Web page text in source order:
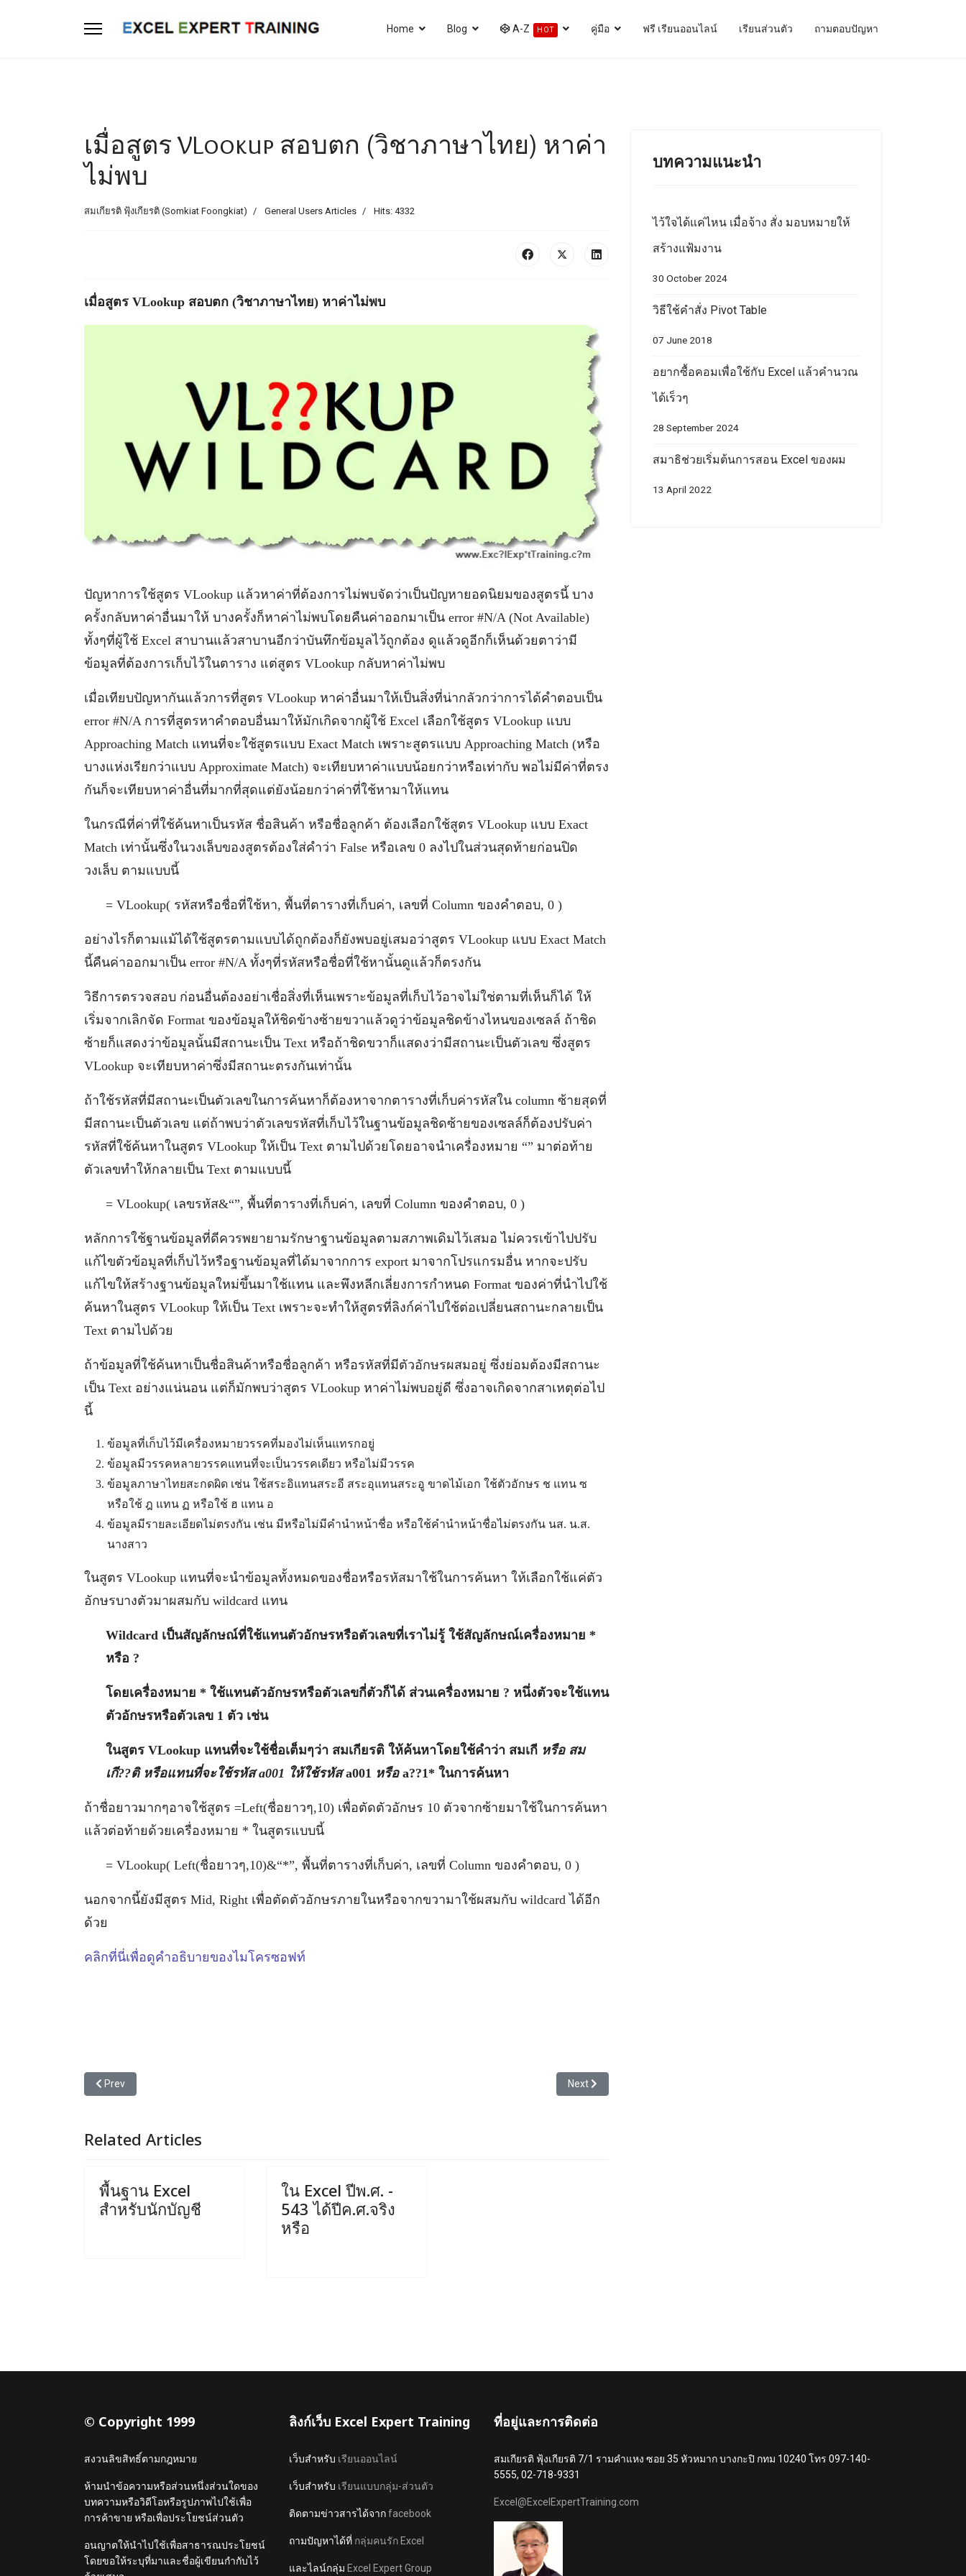
Home Blog A-Z HOT คู่มือ ฟรี เรียนออนไลน์ เรียนส่วนตัว ถามตอบปัญหา
เมื่อสูตร VLookup สอบตก (วิชาภาษาไทย) หาค่า
ไม่พบ
สมเกียรติ ฟุ้งเกียรติ (Somkiat Foongkiat) General Users Articles Hits: 4332
เมื่อสูตร VLookup สอบตก (วิชาภาษาไทย) หาค่าไม่พบ
ปัญหาการใช้สูตร VLookup แล้วหาค่าที่ต้องการไม่พบจัดว่าเป็นปัญหายอดนิยมของสูตรนี้ บาง
ครั้งกลับหาค่าอื่นมาให้ บางครั้งก็หาค่าไม่พบโดยคืนค่าออกมาเป็น error #N/A (Not Available)
ทั้งๆที่ผู้ใช้ Excel สาบานแล้วสาบานอีกว่าบันทึกข้อมูลไว้ถูกต้อง ดูแล้วดูอีกก็เห็นด้วยตาว่ามี
ข้อมูลที่ต้องการเก็บไว้ในตาราง แต่สูตร VLookup กลับหาค่าไม่พบ
เมื่อเทียบปัญหากันแล้วการที่สูตร VLookup หาค่าอื่นมาให้เป็นสิ่งที่น่ากลัวกว่าการได้คำตอบเป็น
error #N/A การที่สูตรหาคำตอบอื่นมาให้มักเกิดจากผู้ใช้ Excel เลือกใช้สูตร VLookup แบบ
Approaching Match แทนที่จะใช้สูตรแบบ Exact Match เพราะสูตรแบบ Approaching Match (หรือ
บางแห่งเรียกว่าแบบ Approximate Match) จะเทียบหาค่าแบบน้อยกว่าหรือเท่ากับ พอไม่มีค่าที่ตรง
กันก็จะเทียบหาค่าอื่นที่มากที่สุดแต่ยังน้อยกว่าค่าที่ใช้หามาให้แทน
ในกรณีที่ค่าที่ใช้ค้นหาเป็นรหัส ชื่อสินค้า หรือชื่อลูกค้า ต้องเลือกใช้สูตร VLookup แบบ Exact
Match เท่านั้นซึ่งในวงเล็บของสูตรต้องใส่คำว่า False หรือเลข 0 ลงไปในส่วนสุดท้ายก่อนปิด
วงเล็บ ตามแบบนี้
= VLookup( รหัสหรือชื่อที่ใช้หา, พื้นที่ตารางที่เก็บค่า, เลขที่ Column ของคำตอบ, 0 )
อย่างไรก็ตามแม้ได้ใช้สูตรตามแบบได้ถูกต้องก็ยังพบอยู่เสมอว่าสูตร VLookup แบบ Exact Match
นี้คืนค่าออกมาเป็น error #N/A ทั้งๆที่รหัสหรือชื่อที่ใช้หานั้นดูแล้วก็ตรงกัน
วิธีการตรวจสอบ ก่อนอื่นต้องอย่าเชื่อสิ่งที่เห็นเพราะข้อมูลที่เก็บไว้อาจไม่ใช่ตามที่เห็นก็ได้ ให้
เริ่มจากเลิกจัด Format ของข้อมูลให้ชิดข้างซ้ายขวาแล้วดูว่าข้อมูลชิดข้างไหนของเซลล์ ถ้าชิด
ซ้ายก็แสดงว่าข้อมูลนั้นมีสถานะเป็น Text หรือถ้าชิดขวาก็แสดงว่ามีสถานะเป็นตัวเลข ซึ่งสูตร
VLookup จะเทียบหาค่าซึ่งมีสถานะตรงกันเท่านั้น
ถ้าใช้รหัสที่มีสถานะเป็นตัวเลขในการค้นหาก็ต้องหาจากตารางที่เก็บค่ารหัสใน column ซ้ายสุดที่
มีสถานะเป็นตัวเลข แต่ถ้าพบว่าตัวเลขรหัสที่เก็บไว้ในฐานข้อมูลชิดซ้ายของเซลล์ก็ต้องปรับค่า
รหัสที่ใช้ค้นหาในสูตร VLookup ให้เป็น Text ตามไปด้วยโดยอาจนำเครื่องหมาย “” มาต่อท้าย
ตัวเลขทำให้กลายเป็น Text ตามแบบนี้
= VLookup( เลขรหัส&“”, พื้นที่ตารางที่เก็บค่า, เลขที่ Column ของคำตอบ, 0 )
หลักการใช้ฐานข้อมูลที่ดีควรพยายามรักษาฐานข้อมูลตามสภาพเดิมไว้เสมอ ไม่ควรเข้าไปปรับ
แก้ไขตัวข้อมูลที่เก็บไว้หรือฐานข้อมูลที่ได้มาจากการ export มาจากโปรแกรมอื่น หากจะปรับ
แก้ไขให้สร้างฐานข้อมูลใหม่ขึ้นมาใช้แทน และพึงหลีกเลี่ยงการกำหนด Format ของค่าที่นำไปใช้
ค้นหาในสูตร VLookup ให้เป็น Text เพราะจะทำให้สูตรที่ลิงก์ค่าไปใช้ต่อเปลี่ยนสถานะกลายเป็น
Text ตามไปด้วย
ถ้าข้อมูลที่ใช้ค้นหาเป็นชื่อสินค้าหรือชื่อลูกค้า หรือรหัสที่มีตัวอักษรผสมอยู่ ซึ่งย่อมต้องมีสถานะ
เป็น Text อย่างแน่นอน แต่ก็มักพบว่าสูตร VLookup หาค่าไม่พบอยู่ดี ซึ่งอาจเกิดจากสาเหตุต่อไป
นี้
ข้อมูลที่เก็บไว้มีเครื่องหมายวรรคที่มองไม่เห็นแทรกอยู่
ข้อมูลมีวรรคหลายวรรคแทนที่จะเป็นวรรคเดียว หรือไม่มีวรรค
ข้อมูลภาษาไทยสะกดผิด เช่น ใช้สระอิแทนสระอี สระอุแทนสระอู ขาดไม้เอก ใช้ตัวอักษร ช แทน ซ
หรือใช้ ฎ แทน ฏ หรือใช้ ฮ แทน อ
ข้อมูลมีรายละเอียดไม่ตรงกัน เช่น มีหรือไม่มีคำนำหน้าชื่อ หรือใช้คำนำหน้าชื่อไม่ตรงกัน นส. น.ส.
นางสาว
ในสูตร VLookup แทนที่จะนำข้อมูลทั้งหมดของชื่อหรือรหัสมาใช้ในการค้นหา ให้เลือกใช้แค่ตัว
อักษรบางตัวมาผสมกับ wildcard แทน
Wildcard เป็นสัญลักษณ์ที่ใช้แทนตัวอักษรหรือตัวเลขที่เราไม่รู้ ใช้สัญลักษณ์เครื่องหมาย *
หรือ ?
โดยเครื่องหมาย * ใช้แทนตัวอักษรหรือตัวเลขกี่ตัวก็ได้ ส่วนเครื่องหมาย ? หนึ่งตัวจะใช้แทน
ตัวอักษรหรือตัวเลข 1 ตัว เช่น
ในสูตร VLookup แทนที่จะใช้ชื่อเต็มๆว่า สมเกียรติ ให้ค้นหาโดยใช้คำว่า สมเกี หรือ สม
เกี??ติ หรือแทนที่จะใช้รหัส a001 ให้ใช้รหัสa001 หรือ a??1* ในการค้นหา
ถ้าชื่อยาวมากๆอาจใช้สูตร =Left(ชื่อยาวๆ,10) เพื่อตัดตัวอักษร 10 ตัวจากซ้ายมาใช้ในการค้นหา
แล้วต่อท้ายด้วยเครื่องหมาย * ในสูตรแบบนี้
= VLookup( Left(ชื่อยาวๆ,10)&“*”, พื้นที่ตารางที่เก็บค่า, เลขที่ Column ของคำตอบ, 0 )
นอกจากนี้ยังมีสูตร Mid, Right เพื่อตัดตัวอักษรภายในหรือจากขวามาใช้ผสมกับ wildcard ได้อีก
ด้วย
คลิกที่นี่เพื่อดูคำอธิบายของไมโครซอฟท์
Previous article: ก่อนจ่ายเงินซื้อของออนไลน์ อย่าดูแค่บัตร ...
Prev Next article: ผลสำรวจพบว่า พวกเราครึ่งต่อครึ่งยังใช้ Excel รุ่นก่อน 365 อยู่เลย
Next
Related Articles
พื้นฐาน Excel
สำหรับนักบัญชี
ใน Excel ปีพ.ศ. -
543 ได้ปีค.ศ.จริง
หรือ
บทความแนะนำ
ไว้ใจได้แค่ไหน เมื่อจ้าง สั่ง มอบหมายให้
สร้างแฟ้มงาน
30 October 2024
วิธีใช้คำสั่ง Pivot Table
07 June 2018
อยากซื้อคอมเพื่อใช้กับ Excel แล้วคำนวณ
ได้เร็วๆ
28 September 2024
สมาธิช่วยเริ่มต้นการสอน Excel ของผม
13 April 2022
© Copyright 1999
สงวนลิขสิทธิ์ตามกฎหมาย
ห้ามนำข้อความหรือส่วนหนึ่งส่วนใดของ
บทความหรือวิดีโอหรือรูปภาพไปใช้เพื่อ
การค้าขาย หรือเพื่อประโยชน์ส่วนตัว
อนญาตให้นำไปใช้เพื่อสาธารณประโยชน์
โดยขอให้ระบุที่มาและชื่อผู้เขียนกำกับไว้
ลิงก์เว็บ Excel Expert Training
เว็บสำหรับ เรียนออนไลน์
เว็บสำหรับ เรียนแบบกลุ่ม-ส่วนตัว
ติดตามข่าวสารได้จากfacebook
ถามปัญหาได้ที่ กลุ่มคนรัก Excel
และไลน์กลุ่ม Excel Expert Group
ที่อยู่และการติดต่อ
สมเกียรติ ฟุ้งเกียรติ 7/1 รามคำแหง ซอย 35 หัวหมาก บางกะปิ กทม 10240 โทร 097-140-
5555, 02-718-9331
Excel@ExcelExpertTraining.com